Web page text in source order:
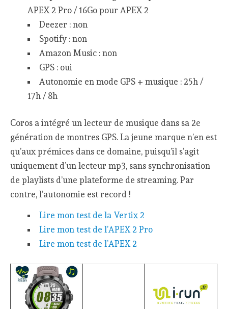
APEX 2 Pro / 16Go pour APEX 2
Deezer : non
Spotify : non
Amazon Music : non
GPS : oui
Autonomie en mode GPS + musique : 25h /
17h / 8h
Coros a intégré un lecteur de musique dans sa 2e
génération de montres GPS. La jeune marque n’en est
qu’aux prémices dans ce domaine, puisqu’il s’agit
uniquement d’un lecteur mp3, sans synchronisation
de playlists d’une plateforme de streaming. Par
contre, l’autonomie est record !
Lire mon test de la Vertix 2
Lire mon test de l’APEX 2 Pro
Lire mon test de l’APEX 2